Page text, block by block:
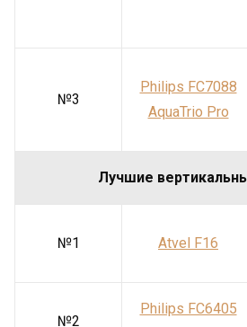
№3
Philips FC7088
AquaTrio Pro
Лучшие
№1 Atvel F16
№2
Philips FC6405